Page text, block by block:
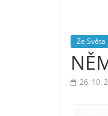
Ze Světa
26. 10.